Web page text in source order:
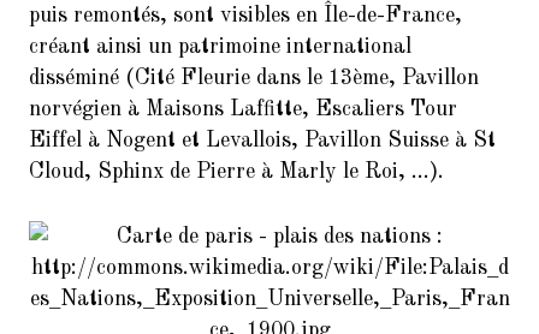
à 21h30)
12. Remerciements : Concert du 26
Janvier 2018 en hommage à
Jean Joinet
puis remontés, sont visibles en Île-de-France,
créant ainsi un patrimoine international
disséminé (Cité Fleurie dans le 13ème, Pavillon
norvégien à Maisons Laffitte, Escaliers Tour
Eiffel à Nogent et Levallois, Pavillon Suisse à St
Cloud, Sphinx de Pierre à Marly le Roi, …).